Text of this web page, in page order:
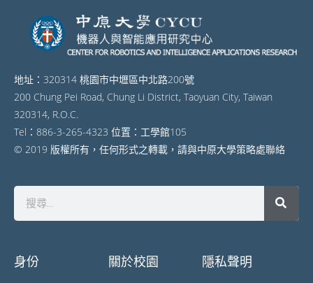
地址：320314 桃園市中壢區中北路200號
200 Chung Pei Road, Chung Li District, Taoyuan City, Taiwan
320314, R.O.C.
Tel：886-3-265-4323 位置：工學館105
© 2019 版權所有，任何形式之轉載，請與中原大學策略處聯絡
身份 關於校園 隱私聲明